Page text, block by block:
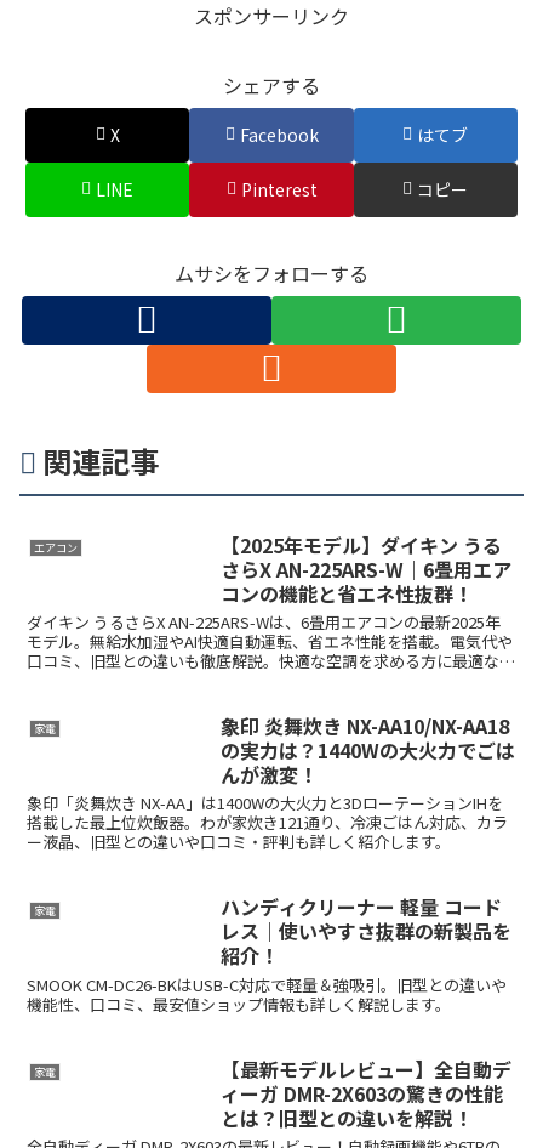
スポンサーリンク
シェアする
X Facebook はてブ
LINE Pinterest コピー
ムサシをフォローする
関連記事
エアコン
【2025年モデル】ダイキン うる
さらX AN-225ARS-W｜6畳用エア
コンの機能と省エネ性抜群！
ダイキン うるさらX AN-225ARS-Wは、6畳用エアコンの最新2025年
モデル。無給水加湿やAI快適自動運転、省エネ性能を搭載。電気代や
口コミ、旧型との違いも徹底解説。快適な空調を求める方に最適な選
家電
象印 炎舞炊き NX-AA10/NX-AA18
の実力は？1440Wの大火力でごは
んが激変！
象印「炎舞炊き NX-AA」は1400Wの大火力と3DローテーションIHを
搭載した最上位炊飯器。わが家炊き121通り、冷凍ごはん対応、カラ
ー液晶、旧型との違いや口コミ・評判も詳しく紹介します。
家電
ハンディクリーナー 軽量 コード
レス｜使いやすさ抜群の新製品を
紹介！
SMOOK CM-DC26-BKはUSB-C対応で軽量＆強吸引。旧型との違いや
機能性、口コミ、最安値ショップ情報も詳しく解説します。
家電
【最新モデルレビュー】全自動デ
ィーガ DMR-2X603の驚きの性能
とは？旧型との違いを解説！